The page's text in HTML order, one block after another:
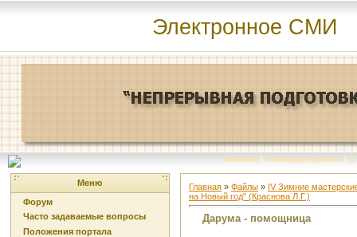
Электронное СМИ
Главная | Команда портала | О
Меню
Форум
Часто задаваемые вопросы
Положения портала
Главная » Файлы » IV Зимние
на Новый год" (Краснова Л.Г.)
Дарума - помощница